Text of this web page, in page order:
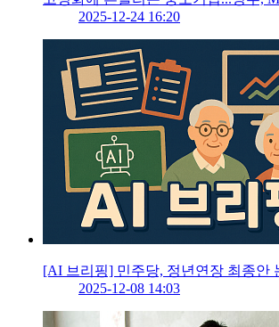
2025-12-24 16:20
[AI 브리핑] 민주당, 정년연장 최종안
2025-12-08 14:03